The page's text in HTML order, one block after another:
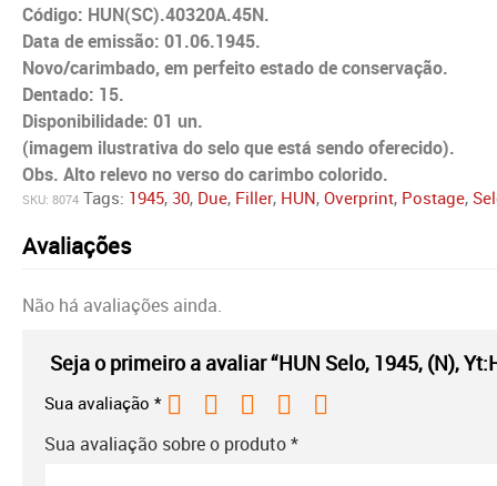
Código: HUN(SC).40320A.45N.
Data de emissão: 01.06.1945.
Novo/carimbado, em perfeito estado de conservação.
Dentado: 15.
Disponibilidade: 01 un.
(imagem ilustrativa do selo que está sendo oferecido).
Obs. Alto relevo no verso do carimbo colorido.
SKU: 8074 Tags: 1945, 30, Due, Filler, HUN, Overprint, Postage,
Avaliações
Não há avaliações ainda.
Seja o primeiro a avaliar “HUN Selo, 1945, (N),
Sua avaliação *
Sua avaliação sobre o produto*